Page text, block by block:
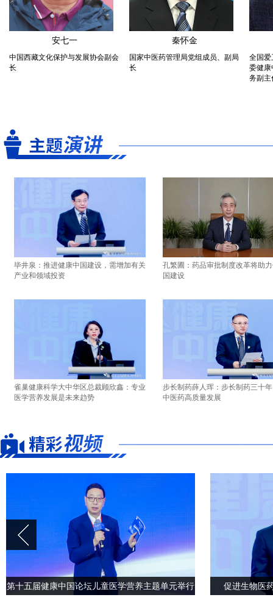
安七一
中国西藏文化保护与发展协会副会
长
秦怀金
国家中医药管理局党组成员、副局
长
全国爱
委健康
务副主
毕井泉：推进健康中国建设，需增加有关
产业和领域投资
孔繁圃：药品审批制度改革将助
国建设
雀巢健康科学大中华区总裁顾欣鑫：专业
医学营养发展是未来趋势
步长制药薛人珲：步长制药三十
中医药高质量发展
第十五届健康中国论坛儿童医学营养主题单元举行 促进生物医